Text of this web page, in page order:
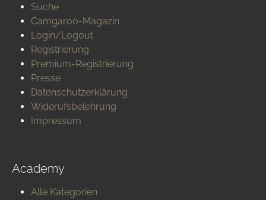
Suche
Camgaroo-Magazin
Login/Logout
Registrierung
Premium-Registrierung
Presse
Datenschutzerklärung
Widerufsbelehrung
Impressum
Academy
Alle Kategorien